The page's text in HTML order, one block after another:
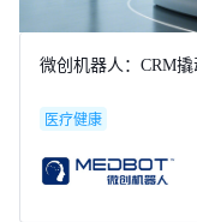
微创机器人：CRM
医疗健康